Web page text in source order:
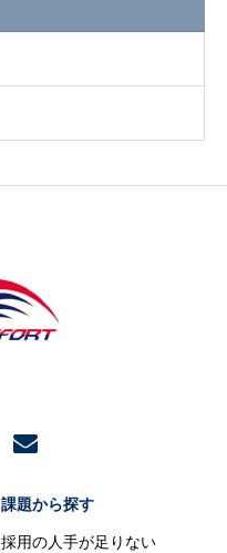
課題から探す
採用の人手が足りない